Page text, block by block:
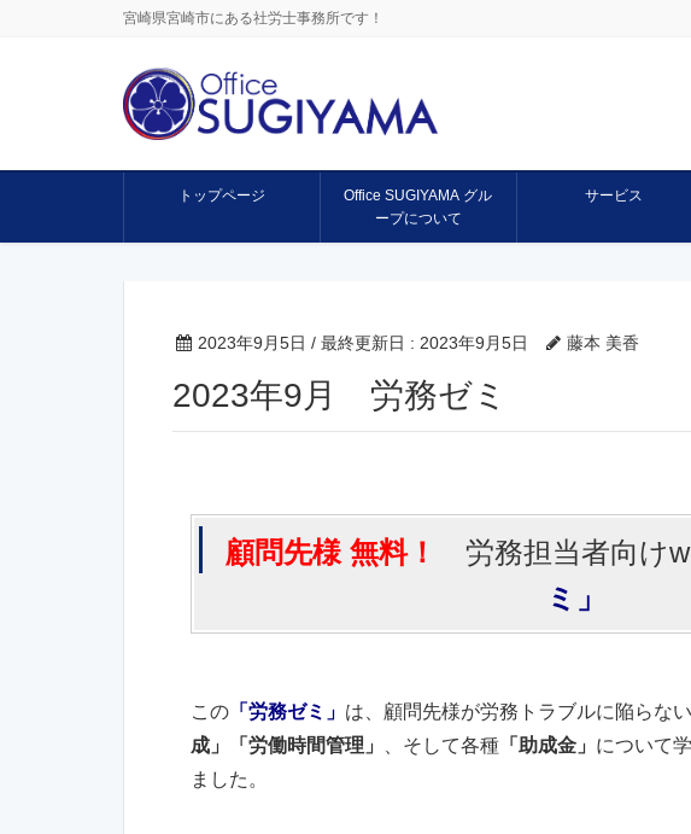
宮崎県宮崎市にある社労士事務所です！
トップページ
Office SUGIYAMA グル
ープについて
サービス
2023年9月5日 / 最終更新日 : 2023年9月5日 藤本 美香
2023年9月 労務ゼミ
顧問先様 無料！ 労務担当者向け
ミ」
この 「労務ゼミ」 は、顧問先様が労務トラブルに陥らな
成」「労働時間管理」
、そして各種 「助成金」 について
ました。